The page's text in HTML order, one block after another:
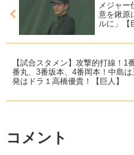
メジャー
意を鍬原
ルに」【
【試合スタメン】攻撃的打線！1
番丸、3番坂本、4番岡本！中島
発はドラ１高橋優貴！【巨人】
コメント